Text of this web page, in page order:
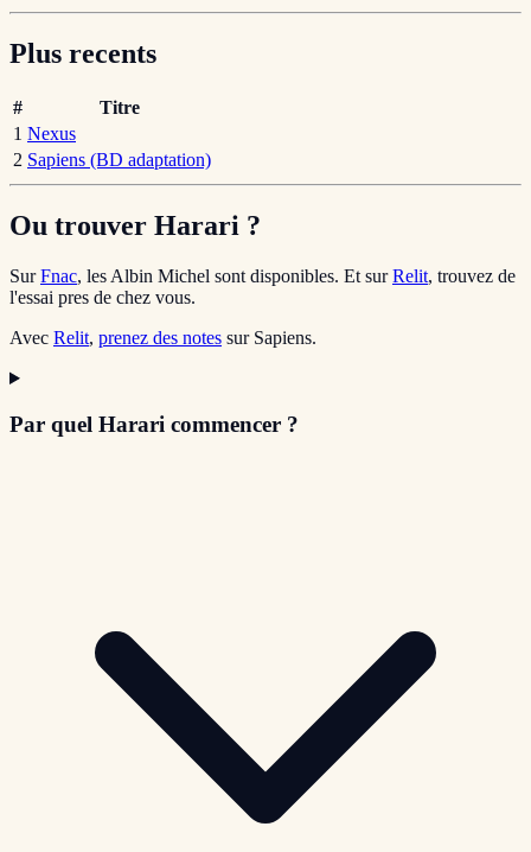
Plus recents
#
Titre
1 Nexus
2 Sapiens (BD adaptation)
Ou trouver Harari ?
SurFnac, les Albin Michel sont disponibles. Et surRelit, trouvez de
l'essai pres de chez vous.
Avec Relit, prenez des notes sur Sapiens.
Par quel Harari commencer ?